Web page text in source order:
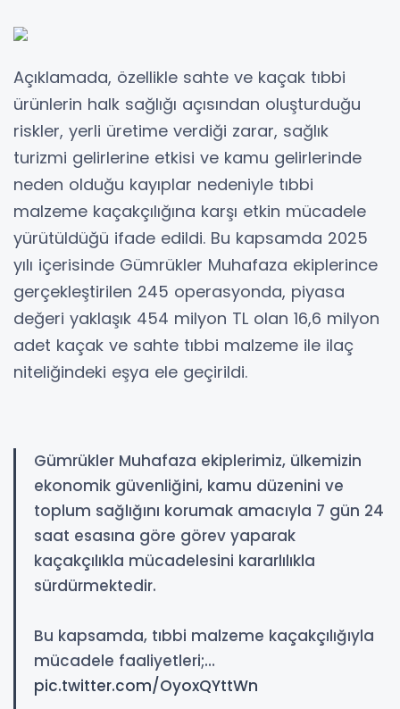
Açıklamada, özellikle sahte ve kaçak tıbbi
ürünlerin halk sağlığı açısından oluşturduğu
riskler, yerli üretime verdiği zarar, sağlık
turizmi gelirlerine etkisi ve kamu gelirlerinde
neden olduğu kayıplar nedeniyle tıbbi
malzeme kaçakçılığına karşı etkin mücadele
yürütüldüğü ifade edildi. Bu kapsamda 2025
yılı içerisinde Gümrükler Muhafaza ekiplerince
gerçekleştirilen 245 operasyonda, piyasa
değeri yaklaşık 454 milyon TL olan 16,6 milyon
adet kaçak ve sahte tıbbi malzeme ile ilaç
niteliğindeki eşya ele geçirildi.
Gümrükler Muhafaza ekiplerimiz, ülkemizin
ekonomik güvenliğini, kamu düzenini ve
toplum sağlığını korumak amacıyla 7 gün 24
saat esasına göre görev yaparak
kaçakçılıkla mücadelesini kararlılıkla
sürdürmektedir.
Bu kapsamda, tıbbi malzeme kaçakçılığıyla
mücadele faaliyetleri;…
pic.twitter.com/OyoxQYttWn